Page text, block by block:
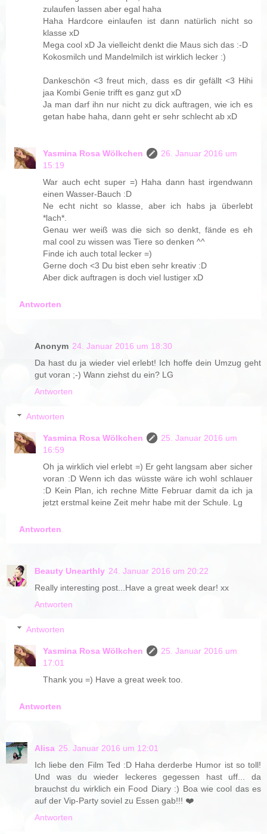
zulaufen lassen aber egal haha
Haha Hardcore einlaufen ist dann natürlich nicht so
klasse xD
Mega cool xD Ja vielleicht denkt die Maus sich das :-D
Kokosmilch und Mandelmilch ist wirklich lecker :)
Dankeschön <3 freut mich, dass es dir gefällt <3 Hihi
jaa Kombi Genie trifft es ganz gut xD
Ja man darf ihn nur nicht zu dick auftragen, wie ich es
getan habe haha, dann geht er sehr schlecht ab xD
Yasmina Rosa Wölkchen
26. Januar 2016 um
15:19
War auch echt super =) Haha dann hast irgendwann
einen Wasser-Bauch :D
Ne echt nicht so klasse, aber ich habs ja überlebt
*lach*.
Genau wer weiß was die sich so denkt, fände es eh
mal cool zu wissen was Tiere so denken ^^
Finde ich auch total lecker =)
Gerne doch <3 Du bist eben sehr kreativ :D
Aber dick auftragen is doch viel lustiger xD
Antworten
Anonym 24. Januar 2016 um 18:30
Da hast du ja wieder viel erlebt! Ich hoffe dein Umzug geht
gut voran ;-) Wann ziehst du ein? LG
Antworten
Antworten
Yasmina Rosa Wölkchen
25. Januar 2016 um
16:59
Oh ja wirklich viel erlebt =) Er geht langsam aber sicher
voran :D Wenn ich das wüsste wäre ich wohl schlauer
:D Kein Plan, ich rechne Mitte Februar damit da ich ja
jetzt erstmal keine Zeit mehr habe mit der Schule. Lg
Antworten
Beauty Unearthly 24. Januar 2016 um 20:22
Really interesting post...Have a great week dear! xx
Antworten
Antworten
Yasmina Rosa Wölkchen
25. Januar 2016 um
17:01
Thank you =) Have a great week too.
Antworten
Alisa 25. Januar 2016 um 12:01
Ich liebe den Film Ted :D Haha derderbe Humor ist so toll!
Und was du wieder leckeres gegessen hast uff... da
brauchst du wirklich ein Food Diary :) Boa wie cool das es
auf der Vip-Party soviel zu Essen gab!!! ❤️
Antworten